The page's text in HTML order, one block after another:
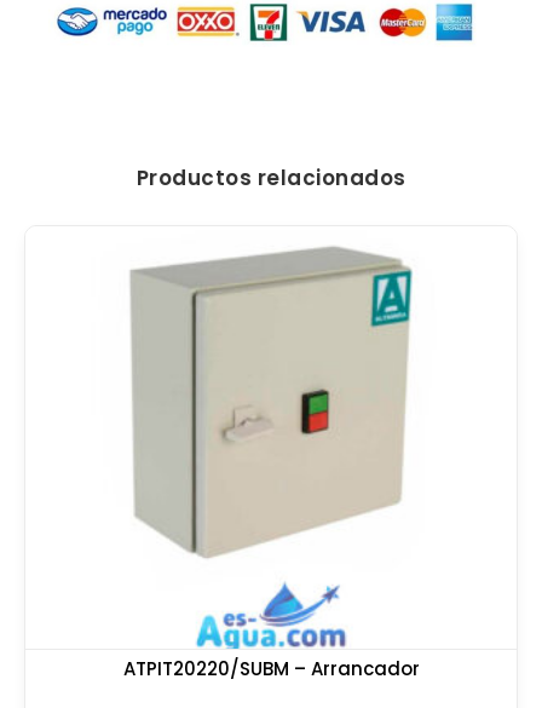
Productos relacionados
ATPIT20220/SUBM – Arrancador